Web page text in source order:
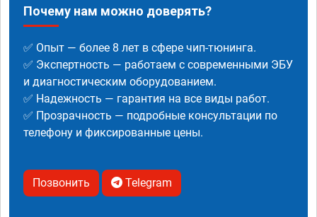
Почему нам можно доверять?
✅ Опыт — более 8 лет в сфере чип-тюнинга.
✅ Экспертность — работаем с современными ЭБУ
и диагностическим оборудованием.
✅ Надежность — гарантия на все виды работ.
✅ Прозрачность — подробные консультации по
телефону и фиксированные цены.
Позвонить Telegram